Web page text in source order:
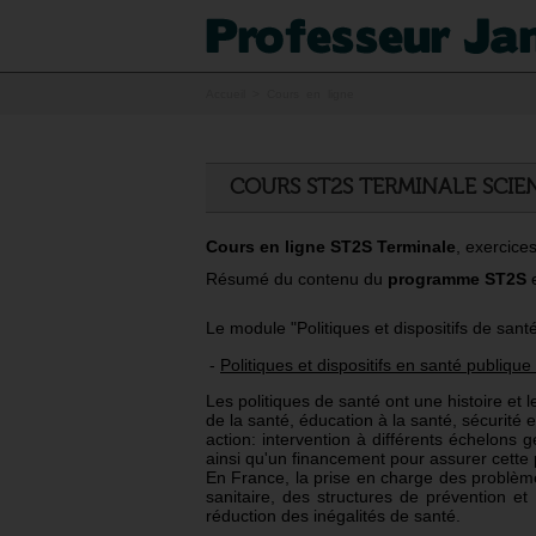
COURS ST2S TERMINALE
Cours en ligne ST2S Terminale ,
Résumé du contenu du programme ST2S
Le module "Politiques et dispositifs de
- Politiques et dispositifs en santé
Les politiques de santé ont une histoire et
de la santé, éducation à la santé, sécurité
action: intervention à différents échelons
ainsi qu'un financement pour assurer
En France, la prise en charge des
sanitaire, des structures de prévention
réduction des inégalités de santé.